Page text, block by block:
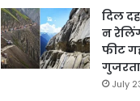
दिल
न
फीट
गुजरता
July